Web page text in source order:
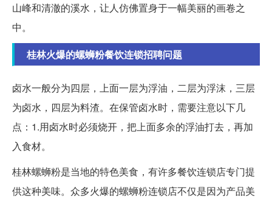
山峰和清澈的溪水，让人仿佛置身于一幅美丽的画卷之
中。
桂林火爆的螺蛳粉餐饮连锁招聘问题
卤水一般分为四层，上面一层为浮油，二层为浮沫，三层
为卤水，四层为料渣。在保管卤水时，需要注意以下几
点：1.用卤水时必须烧开，把上面多余的浮油打去，再加
入食材。
桂林螺蛳粉是当地的特色美食，有许多餐饮连锁店专门提
供这种美味。众多火爆的螺蛳粉连锁店不仅是因为产品美